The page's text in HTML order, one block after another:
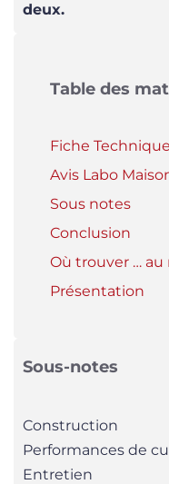
deux.
Table des
Fiche
Avis Labo
Sous notes
Conclusion
Où trouver … au
Présentation
Sous-notes
Construction
Performances de
Entretien